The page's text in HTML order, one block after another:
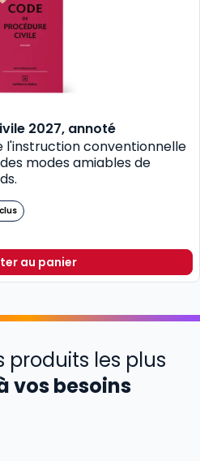
2027, annoté
l'instruction conventionnelle
modes amiables de
au panier
produits les plus
vos besoins